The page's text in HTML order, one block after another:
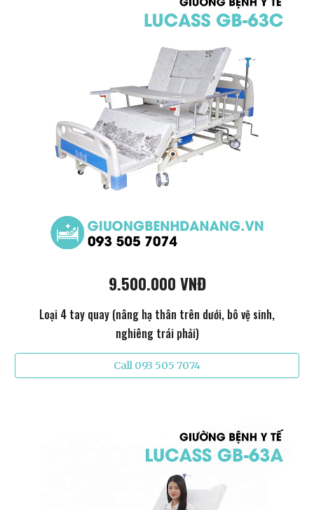
9.500.000 VNĐ
Loại 4 tay quay (nâng hạ thân trên dưới, bô vệ sinh,
nghiêng trái phải)
Call 093 505 7074